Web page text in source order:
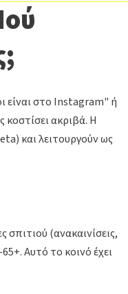
είναι στο Instagram" ή
κοστίσει ακριβά. Η
και λειτουργούν ως
σπιτιού (ανακαινίσεις,
Αυτό το κοινό έχει